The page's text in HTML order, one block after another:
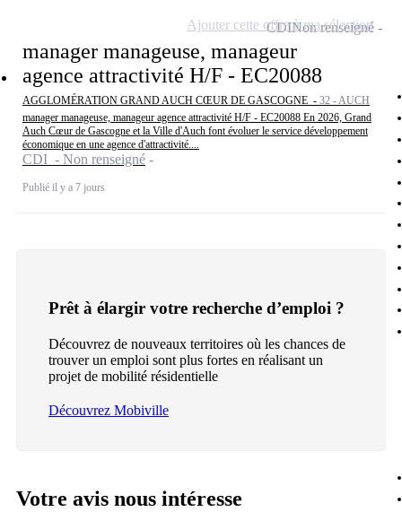
manager manageuse, manageur
agence attractivité H/F - EC20088
AGGLOMÉRATION GRAND AUCH CŒUR DE GASCOGNE - 32 - AUCH
manager manageuse, manageur agence attractivité H/F - EC20088 En 2026, Grand
Auch Cœur de Gascogne et la Ville d'Auch font évoluer le service développement
économique en une agence d'attractivité....
CDI - Non renseigné
Publié il y a 7 jours
CDINon renseigné
Ajouter cette offre à ma sélection
Prêt à élargir votre recherche d’emploi ?
Découvrez de nouveaux territoires où les chances de
trouver un emploi sont plus fortes en réalisant un
projet de mobilité résidentielle
Découvrez Mobiville
Votre avis nous intéresse